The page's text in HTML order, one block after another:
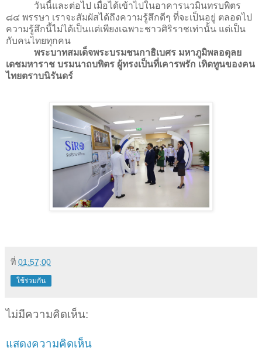
วันนี้และต่อไป เมื่อได้เข้าไปในอาคารนวมินทรบพิตร
๘๔ พรรษา เราจะสัมผัสได้ถึงความรู้สึกดีๆ ที่จะเป็นอยู่ ตลอดไป
ความรู้สึกนี้ไม่ได้เป็นแต่เพียงเฉพาะชาวศิริราชเท่านั้น แต่เป็น
กับคนไทยทุกคน
พระบาทสมเด็จพระบรมชนกาธิเบศร มหาภูมิพลอดุลย
เดชมหาราช บรมนาถบพิตร ผู้ทรงเป็นที่เคารพรัก เทิดทูนของคน
ไทยตราบนิรันดร์
ที่ 01:57:00
ใช้ร่วมกัน
ไม่มีความคิดเห็น:
แสดงความคิดเห็น